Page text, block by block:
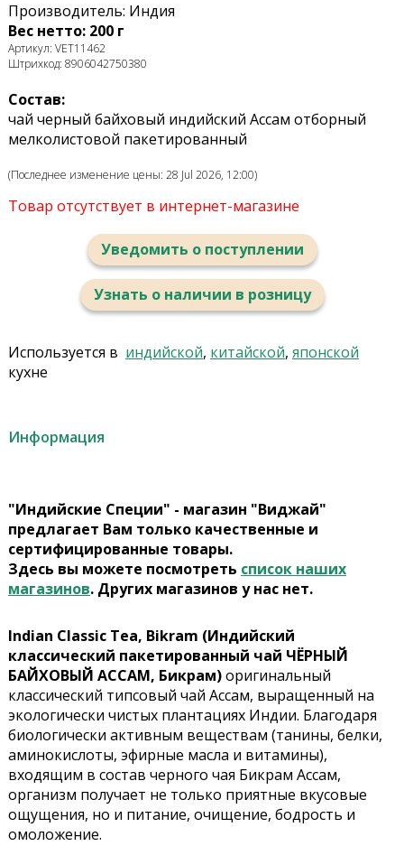
Производитель: Индия
Вес нетто: 200 г
Артикул: VET11462
Штрихкод: 8906042750380
Состав:
чай черный байховый индийский Ассам отборный
мелколистовой пакетированный
(Последнее изменение цены: 28 Jul 2026, 12:00)
Товар отсутствует в интернет-магазине
Уведомить о поступлении
Узнать о наличии в розницу
Используется в индийской, китайской, японской
кухне
Информация
"Индийские Специи" - магазин "Виджай"
предлагает Вам только качественные и
сертифицированные товары.
Здесь вы можете посмотреть список наших
магазинов. Других магазинов у нас нет.
Indian Classic Tea, Bikram (Индийский
классический пакетированный чай ЧЁРНЫЙ
БАЙХОВЫЙ АССАМ, Бикрам)оригинальный
классический типсовый чай Ассам, выращенный на
экологически чистых плантациях Индии. Благодаря
биологически активным веществам (танины, белки,
аминокислоты, эфирные масла и витамины),
входящим в состав черного чая Бикрам Ассам,
организм получает не только приятные вкусовые
ощущения, но и питание, очищение, бодрость и
омоложение.